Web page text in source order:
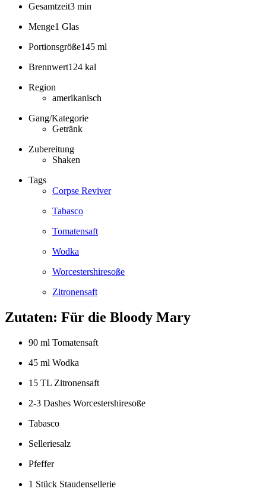
Gesamtzeit3 min
Menge1 Glas
Portionsgröße145 ml
Brennwert124 kal
Region
amerikanisch
Gang/Kategorie
Getränk
Zubereitung
Shaken
Tags
Corpse Reviver
Tabasco
Tomatensaft
Wodka
Worcestershiresoße
Zitronensaft
Zutaten: Für die Bloody Mary
90 ml Tomatensaft
45 ml Wodka
15 TL Zitronensaft
2-3 Dashes Worcestershiresoße
Tabasco
Selleriesalz
Pfeffer
1 Stück Staudensellerie